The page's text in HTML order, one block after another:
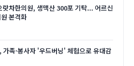
랏차한의원, 생맥산 300포 기탁... 어르신
본격화
가족·봉사자 '우드버닝' 체험으로 유대감